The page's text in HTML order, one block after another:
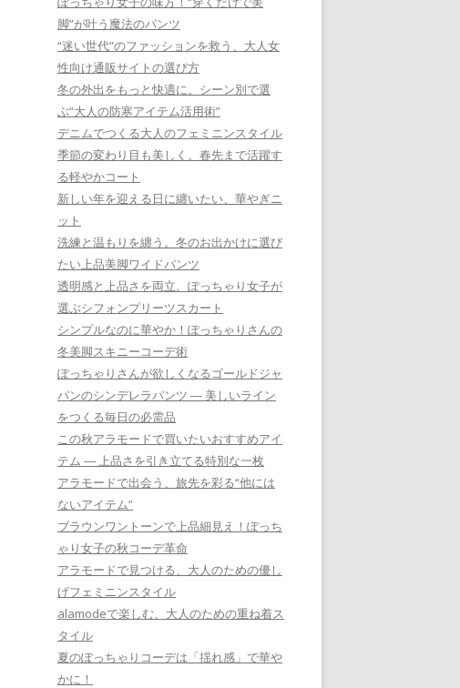
脚”が叶う魔法のパンツ
“迷い世代”のファッションを救う、大人女
性向け通販サイトの選び方
冬の外出をもっと快適に。シーン別で選
ぶ“大人の防寒アイテム活用術”
デニムでつくる大人のフェミニンスタイル
季節の変わり目も美しく。春先まで活躍す
る軽やかコート
新しい年を迎える日に纏いたい、華やぎニ
ット
洗練と温もりを纏う。冬のお出かけに選び
たい上品美脚ワイドパンツ
透明感と上品さを両立。ぽっちゃり女子が
選ぶシフォンプリーツスカート
シンプルなのに華やか！ぽっちゃりさんの
冬美脚スキニーコーデ術
ぽっちゃりさんが欲しくなるゴールドジャ
パンのシンデレラパンツ ― 美しいライン
をつくる毎日の必需品
この秋アラモードで買いたいおすすめアイ
テム ― 上品さを引き立てる特別な一枚
アラモードで出会う、旅先を彩る“他には
ないアイテム”
ブラウンワントーンで上品細見え！ぽっち
ゃり女子の秋コーデ革命
アラモードで見つける、大人のための優し
げフェミニンスタイル
alamodeで楽しむ、大人のための重ね着ス
タイル
夏のぽっちゃりコーデは「揺れ感」で華や
かに！